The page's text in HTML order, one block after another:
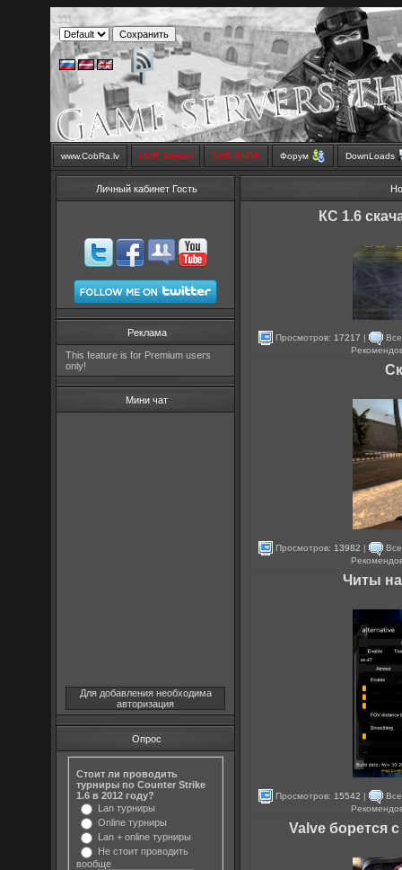
www.CobRa.lv LIVE Stream SMS SHOP Форум DownLoads
Личный кабинет Гость
Реклама
This feature is for Premium users
only!
Мини чат
Для добавления необходима
авторизация
Опрос
Стоит ли проводить
турниры по Counter Strike
1.6 в 2012 году?
Lan турниры
Online турниры
Lan + online турниры
Не стоит проводить
вообще
КС 1.6
Просмотров: 17217 |
Просмотров: 13982 |
Читы на
Просмотров: 15542 |
Valve борется